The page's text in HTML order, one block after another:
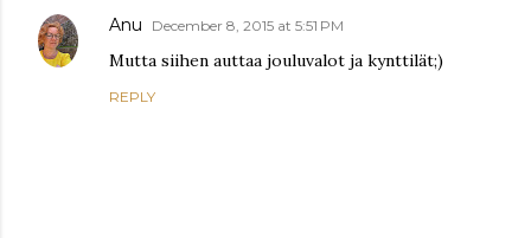
Anu December 8, 2015 at 5:51 PM
Mutta siihen auttaa jouluvalot ja kynttilät;)
REPLY